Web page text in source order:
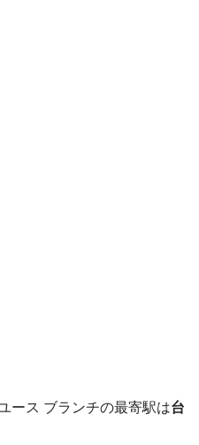
ース ブランチの最寄駅は台